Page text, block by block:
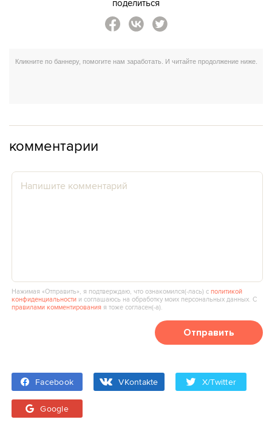
комментарии
Нажимая «Отправить», я подтверждаю, что ознакомился(‑лась) сполитикой
конфиденциальности и соглашаюсь на обработку моих персональных данных. С
правилами комментирования я тоже согласен(‑а).
Отправить
Facebook VKontakte X/Twitter
Google